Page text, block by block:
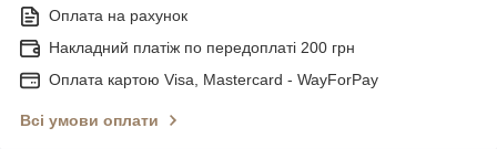
Оплата на рахунок
Накладний платіж по передоплаті 200 грн
Оплата картою Visa, Mastercard - WayForPay
Всі умови оплати